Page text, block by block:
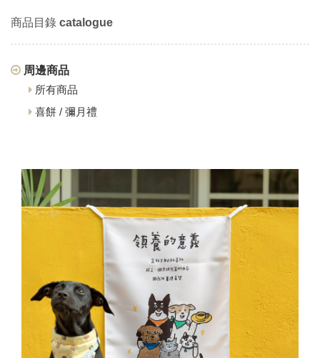
商品目錄 catalogue
周邊商品
所有商品
喜餅 / 彌月禮